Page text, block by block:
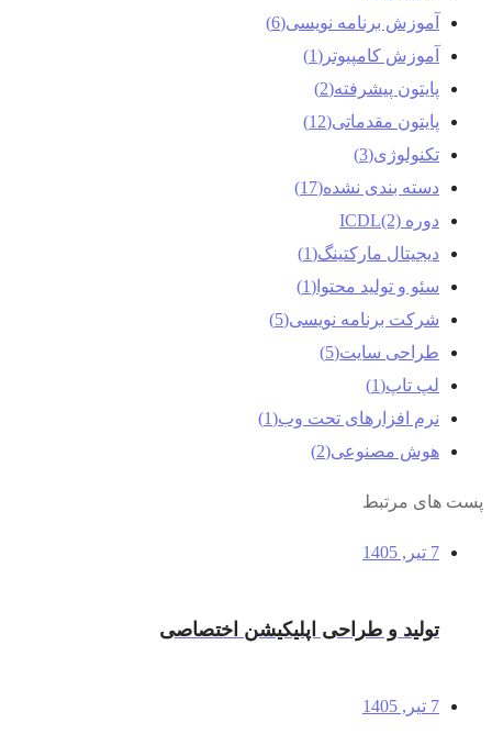
آموزش برنامه نویسی(6)
آموزش کامپیوتر (1)
پایتون پیشرفته(2)
پایتون مقدماتی(12)
تکنولوژی(3)
دسته بندی نشده(17)
دوره ICDL (2)
دیجیتال مارکتینگ(1)
سئو و تولید محتوا (1)
شرکت برنامه نویسی(5)
طراحی سایت(5)
لپ تاپ(1)
نرم افزارهای تحت وب(1)
هوش مصنوعی(2)
پست های مرتبط
7 تیر, 1405
تولید و طراحی اپلیکیشن اختصاصی
7 تیر, 1405